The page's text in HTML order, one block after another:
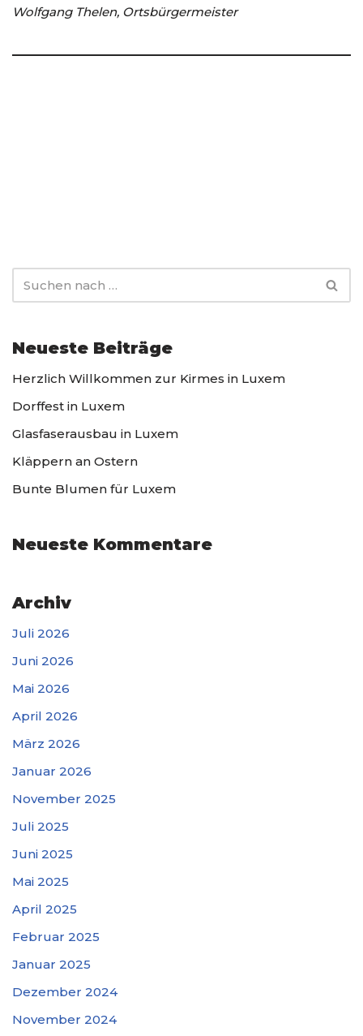
Wolfgang Thelen, Ortsbürgermeister
Neueste Beiträge
Herzlich Willkommen zur Kirmes in Luxem
Dorffest in Luxem
Glasfaserausbau in Luxem
Kläppern an Ostern
Bunte Blumen für Luxem
Neueste Kommentare
Archiv
Juli 2026
Juni 2026
Mai 2026
April 2026
März 2026
Januar 2026
November 2025
Juli 2025
Juni 2025
Mai 2025
April 2025
Februar 2025
Januar 2025
Dezember 2024
November 2024